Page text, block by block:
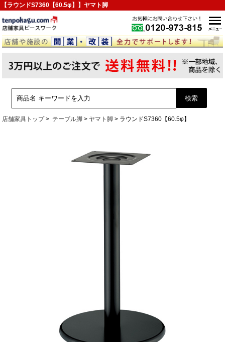
【ラウンドS7360【60.5φ】】ヤマト脚
店舗家具トップ テーブル脚 ヤマト脚 ラウンドS7360【60.5φ】